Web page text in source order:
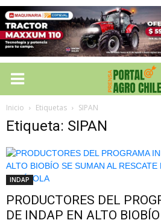
Inicio Etiquetas SIPAN
Etiqueta: SIPAN
INDAP
PRODUCTORES DEL
DE INDAP EN ALTO